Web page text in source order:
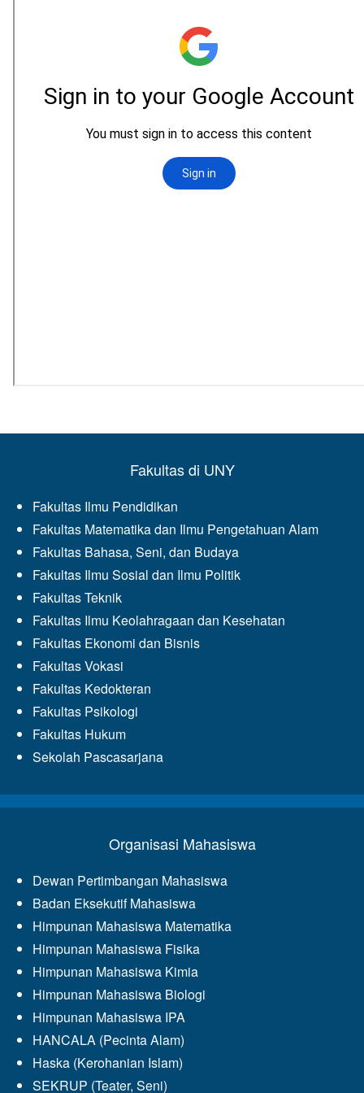
Fakultas di UNY
Fakultas Ilmu Pendidikan
Fakultas Matematika dan Ilmu Pengetahuan Alam
Fakultas Bahasa, Seni, dan Budaya
Fakultas Ilmu Sosial dan Ilmu Politik
Fakultas Teknik
Fakultas Ilmu Keolahragaan dan Kesehatan
Fakultas Ekonomi dan Bisnis
Fakultas Vokasi
Fakultas Kedokteran
Fakultas Psikologi
Fakultas Hukum
Sekolah Pascasarjana
Organisasi Mahasiswa
Dewan Pertimbangan Mahasiswa
Badan Eksekutif Mahasiswa
Himpunan Mahasiswa Matematika
Himpunan Mahasiswa Fisika
Himpunan Mahasiswa Kimia
Himpunan Mahasiswa Biologi
Himpunan Mahasiswa IPA
HANCALA (Pecinta Alam)
Haska (Kerohanian Islam)
SEKRUP (Teater, Seni)